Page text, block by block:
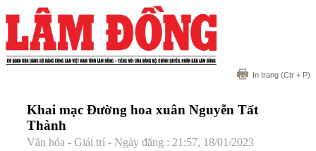
In trang (Ctr + P)
Khai mạc Đường hoa xuân Nguyễn Tất
Thành
Văn hóa - Giải trí - Ngày đăng : 21:57, 18/01/2023